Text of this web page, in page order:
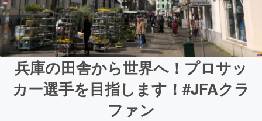
兵庫の田舎から世界へ！プロサッ
カー選手を目指します！#JFAクラ
ファン